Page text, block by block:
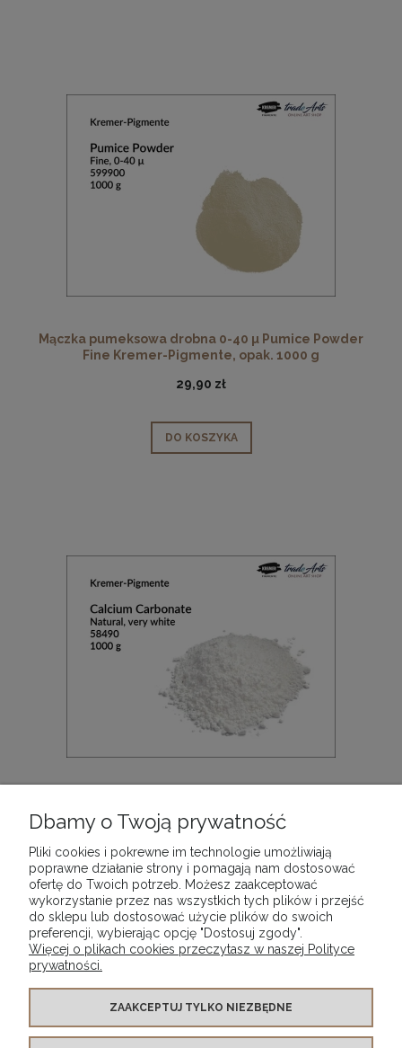
Mączka pumeksowa drobna 0-40 µ Pumice Powder
Fine Kremer-Pigmente, opak. 1000 g
29,90 zł
DO KOSZYKA
ok. 1 µ; opak. 1000 g
59,90 zł
DO KOSZYKA
WARUNKI ZAKUPÓW
Dbamy o Twoją prywatność
Pliki cookies i pokrewne im technologie umożliwiają
poprawne działanie strony i pomagają nam dostosować
ofertę do Twoich potrzeb. Możesz zaakceptować
wykorzystanie przez nas wszystkich tych plików i przejść
do sklepu lub dostosować użycie plików do swoich
preferencji, wybierając opcję "Dostosuj zgody".
Więcej o plikach cookies przeczytasz w naszej Polityce
prywatności.
ZAAKCEPTUJ TYLKO NIEZBĘDNE